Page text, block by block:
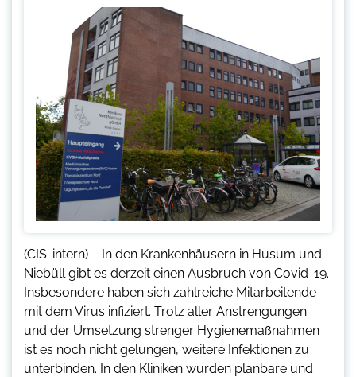
(CIS-intern) – In den Krankenhäusern in Husum und
Niebüll gibt es derzeit einen Ausbruch von Covid-19.
Insbesondere haben sich zahlreiche Mitarbeitende
mit dem Virus infiziert. Trotz aller Anstrengungen
und der Umsetzung strenger Hygienemaßnahmen
ist es noch nicht gelungen, weitere Infektionen zu
unterbinden. In den Kliniken wurden planbare und